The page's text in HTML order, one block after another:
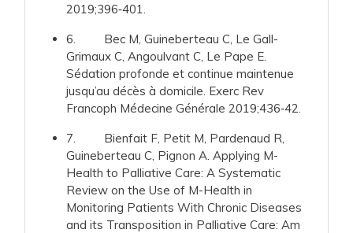
2019;396‑401.
6. Bec M, Guineberteau C, Le Gall-
Grimaux C, Angoulvant C, Le Pape E.
Sédation profonde et continue maintenue
jusqu’au décès à domicile. Exerc Rev
Francoph Médecine Générale 2019;436‑42.
7. Bienfait F, Petit M, Pardenaud R,
Guineberteau C, Pignon A. Applying M-
Health to Palliative Care: A Systematic
Review on the Use of M-Health in
Monitoring Patients With Chronic Diseases
and its Transposition in Palliative Care: Am